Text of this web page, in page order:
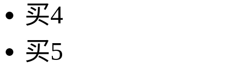
买4
买5